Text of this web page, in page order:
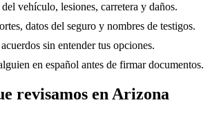
vehículo, lesiones, carretera y daños.
datos del seguro y nombres de testigos.
sin entender tus opciones.
en español antes de firmar documentos.
revisamos en Arizona